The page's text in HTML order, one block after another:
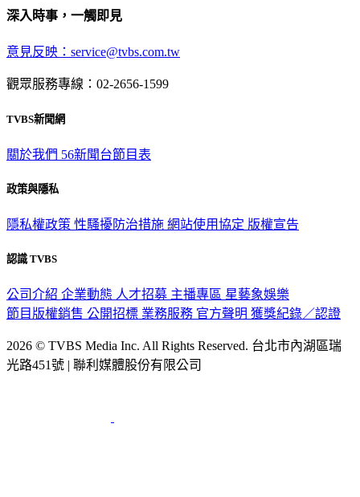
深入時事，一觸即見
意見反映：service@tvbs.com.tw
觀眾服務專線：02-2656-1599
TVBS新聞網
關於我們 56新聞台節目表
政策與隱私
隱私權政策 性騷擾防治措施 網站使用協定 版權宣告
認識 TVBS
公司介紹 企業動態 人才招募 主播專區 星藝象娛樂
節目版權銷售 公開招標 業務服務 官方聲明 獲獎紀錄／認證
2026 © TVBS Media Inc. All Rights Reserved. 台北市內湖區瑞
光路451號 | 聯利媒體股份有限公司